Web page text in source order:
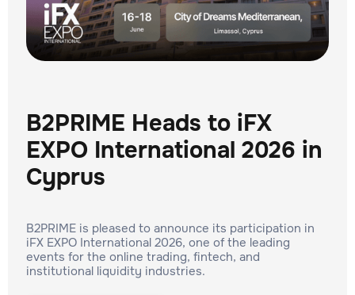
B2PRIME Heads to iFX
EXPO International 2026 in
Cyprus
B2PRIME is pleased to announce its participation in
iFX EXPO International 2026, one of the leading
events for the online trading, fintech, and
institutional liquidity industries.